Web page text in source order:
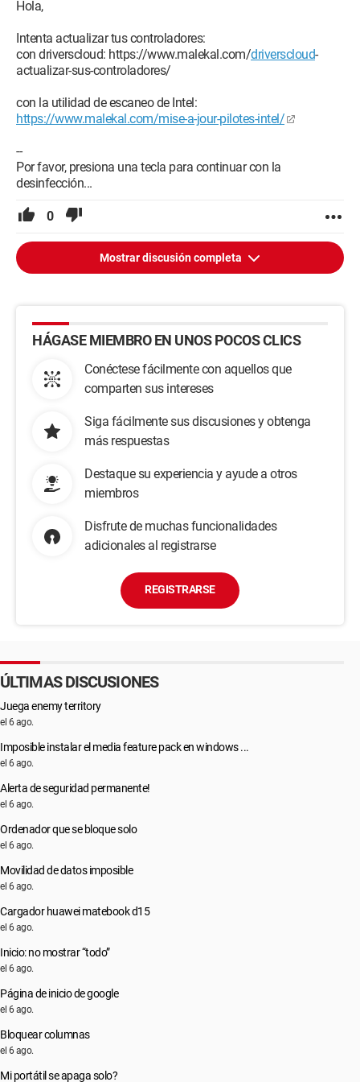
Hola,
Intenta actualizar tus controladores:
con driverscloud: https://www.malekal.com/driverscloud-
actualizar-sus-controladores/
con la utilidad de escaneo de Intel:
https://www.malekal.com/mise-a-jour-pilotes-intel/
--
Por favor, presiona una tecla para continuar con la
desinfección...
0
Mostrar discusión completa
HÁGASE MIEMBRO EN UNOS POCOS CLICS
Conéctese fácilmente con aquellos que
comparten sus intereses
Siga fácilmente sus discusiones y obtenga
más respuestas
Destaque su experiencia y ayude a otros
miembros
Disfrute de muchas funcionalidades
adicionales al registrarse
REGISTRARSE
ÚLTIMAS DISCUSIONES
Juega enemy territory
el 6 ago.
Imposible instalar el media feature pack en windows ...
el 6 ago.
Alerta de seguridad permanente!
el 6 ago.
Ordenador que se bloque solo
el 6 ago.
Movilidad de datos imposible
el 6 ago.
Cargador huawei matebook d15
el 6 ago.
Inicio: no mostrar “todo”
el 6 ago.
Página de inicio de google
el 6 ago.
Bloquear columnas
el 6 ago.
Mi portátil se apaga solo?